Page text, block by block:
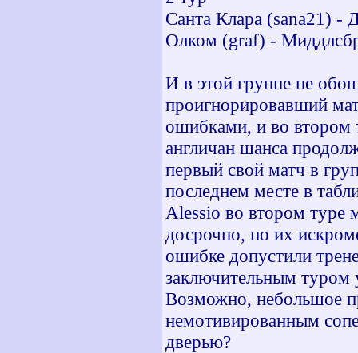
Санта Клара (sana21) -
Олком (graf) -
И в этой группе не
проигнорировавший
ошибками, и во втором
англичан шанса
первый свой матч в
последнем месте в
Alessio во втором туре
досрочно, но их
ошибке допустили
заключительным туром
Возможно, небольшое
немотивированным
дверью?